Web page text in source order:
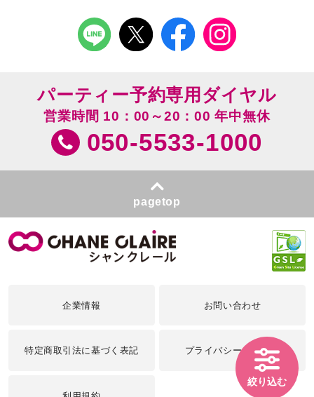
絞り込む
パーティー予約専用ダイヤル
営業時間 10：00～20：00 年中無休
050-5533-1000
pagetop
企業情報 お問い合わせ
特定商取引法に基づく表記 プライバシーポリシー